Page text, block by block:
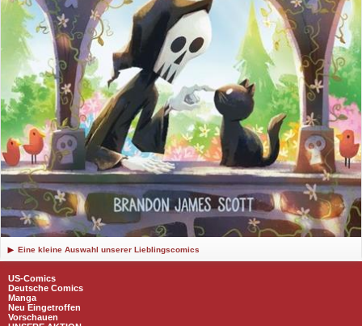
Eine kleine Auswahl unserer Lieblingscomics
US-Comics
Deutsche Comics
Manga
Neu Eingetroffen
Vorschauen